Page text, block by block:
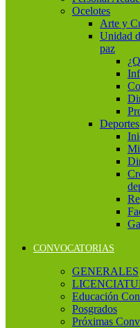
Ocelotes
Arte y
Unidad
paz
Deportes
CONVOCATORIAS
GENERALES
Educación
Posgrados
Próximas